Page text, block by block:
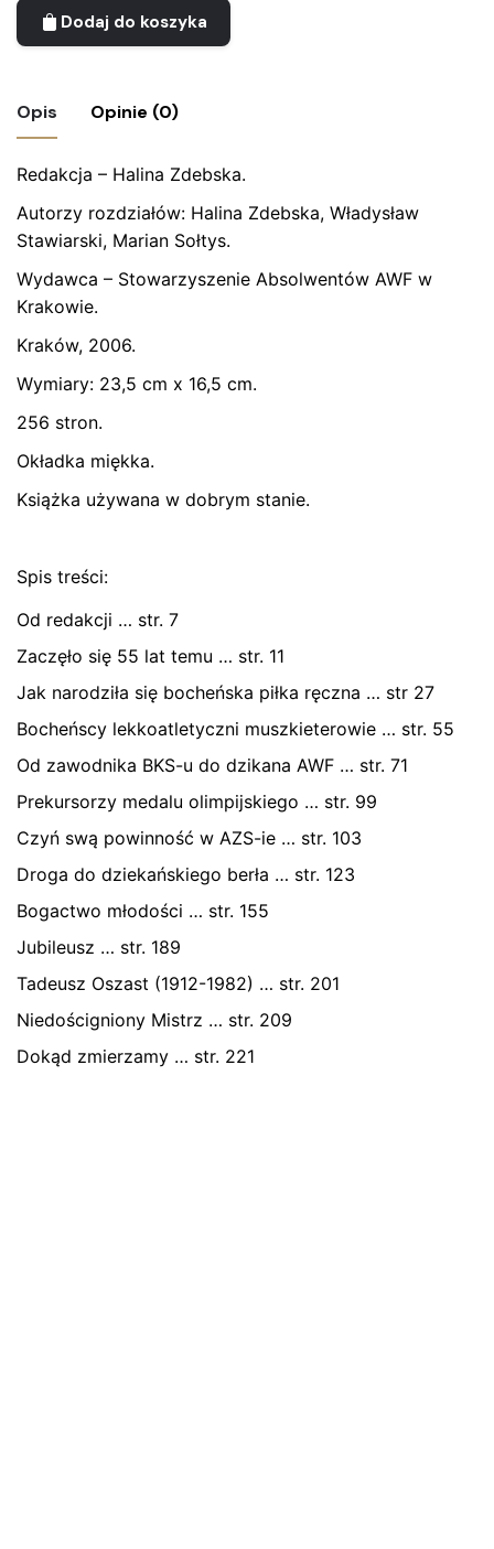
Dodaj do koszyka
Opis Opinie (0)
Redakcja – Halina Zdebska.
Autorzy rozdziałów: Halina Zdebska, Władysław
Stawiarski, Marian Sołtys.
Wydawca – Stowarzyszenie Absolwentów AWF w
Krakowie.
Kraków, 2006.
Wymiary: 23,5 cm x 16,5 cm.
256 stron.
Okładka miękka.
Książka używana w dobrym stanie.
Spis treści:
Od redakcji … str. 7
Zaczęło się 55 lat temu … str. 11
Jak narodziła się bocheńska piłka ręczna … str 27
Bocheńscy lekkoatletyczni muszkieterowie … str. 55
Od zawodnika BKS-u do dzikana AWF … str. 71
Prekursorzy medalu olimpijskiego … str. 99
Czyń swą powinność w AZS-ie … str. 103
Droga do dziekańskiego berła … str. 123
Bogactwo młodości … str. 155
Jubileusz … str. 189
Tadeusz Oszast (1912-1982) … str. 201
Niedościgniony Mistrz … str. 209
Dokąd zmierzamy … str. 221
Nie ma jeszcze żadnych recenzji.
Bądź pierwszym recenzentem “Książka
„Dopóki pamięć nie całkiem zawodzi …”
Halina Zdebska, 2006”
Twój adres email nie zostanie opublikowany.
pola są oznaczone
Oceń ten produkt: *
ZOSTAW ODPOWIEDŹ
Name*
Zapamiętaj moje dane w tej przeglądarce podczas
pisania kolejnych komentarzy.